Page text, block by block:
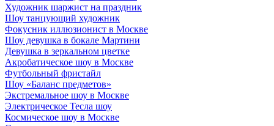
Художник шаржист на праздник
Шоу танцующий художник
Фокусник иллюзионист в Москве
Шоу девушка в бокале Мартини
Девушка в зеркальном цветке
Акробатическое шоу в Москве
Футбольный фристайл
Шоу «Баланс предметов»
Экстремальное шоу в Москве
Электрическое Тесла шоу
Космическое шоу в Москве